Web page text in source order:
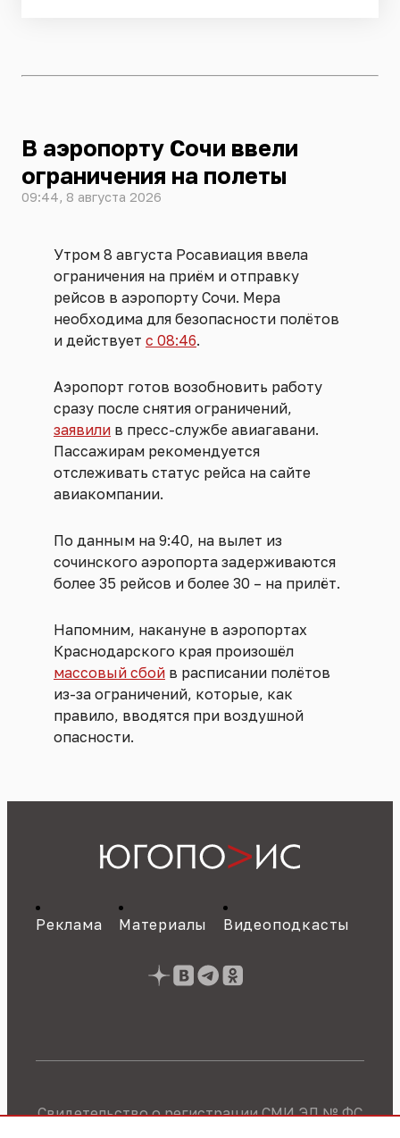
В аэропорту Сочи ввели
ограничения на полеты
09:44, 8 августа 2026
Утром 8 августа Росавиация ввела
ограничения на приём и отправку
рейсов в аэропорту Сочи. Мера
необходима для безопасности полётов
и действует с 08:46.
Аэропорт готов возобновить работу
сразу после снятия ограничений,
заявили в пресс-службе авиагавани.
Пассажирам рекомендуется
отслеживать статус рейса на сайте
авиакомпании.
По данным на 9:40, на вылет из
сочинского аэропорта задерживаются
более 35 рейсов и более 30 – на прилёт.
Напомним, накануне в аэропортах
Краснодарского края произошёл
массовый сбой в расписании полётов
из-за ограничений, которые, как
правило, вводятся при воздушной
опасности.
Реклама Материалы Видеоподкасты
Свидетельство о регистрации СМИ ЭЛ № ФС